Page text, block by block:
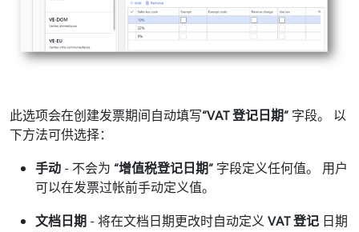
此选项会在创建发票期间自动填写“VAT 登记日期” 字段。 以
下方法可供选择：
手动 - 不会为 “增值税登记日期” 字段定义任何值。 用户
可以在发票过帐前手动定义值。
文档日期 - 将在文档日期更改时自动定义 VAT 登记 日期